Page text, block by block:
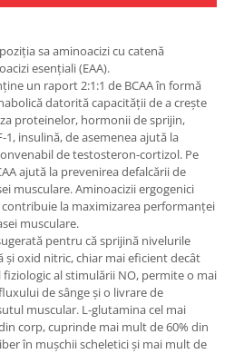
sa aminoacizi cu catenă
esențiali (EAA).
un raport 2:1:1 de BCAA în formă
datorită capacității de a crește
proteinelor, hormonii de sprijin,
insulină, de asemenea ajută la
de testosteron-cortizol. Pe
ajută la prevenirea defalcării de
musculare. Aminoacizii ergogenici
contribuie la maximizarea performanței
musculare.
pentru că sprijină nivelurile
și oxid nitric, chiar mai eficient decât
fiziologic al stimulării NO, permite o mai
de sânge și o livrare de
muscular. L-glutamina cel mai
corp, cuprinde mai mult de 60% din
în mușchii scheletici și mai mult de